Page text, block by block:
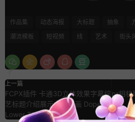
作品集 动态海报 大标题 抽象
潮流模板
短视频 线 艺术 街头
上一篇
FCPX插件 卡通3D立体效果字幕综
艺标题介绍展示文字动画 Dope
Lower Thirds
pr相机